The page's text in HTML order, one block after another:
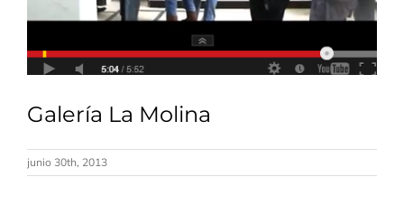
Galería La Molina
junio 30th, 2013